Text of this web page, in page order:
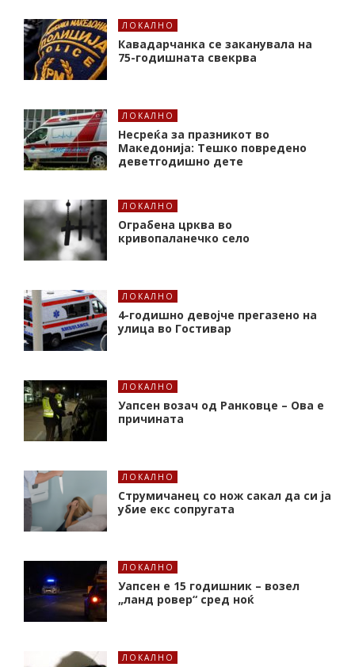
ЛОКАЛНО
Кавадарчанка се заканувала на
75-годишната свекрва
ЛОКАЛНО
Несреќа за празникот во
Македонија: Тешко повредено
деветгодишно дете
ЛОКАЛНО
Ограбена црква во
кривопаланечко село
ЛОКАЛНО
4-годишно девојче прегазено на
улица во Гостивар
ЛОКАЛНО
Уапсен возач од Ранковце – Ова е
причината
ЛОКАЛНО
Струмичанец со нож сакал да си ја
убие екс сопругата
ЛОКАЛНО
Уапсен е 15 годишник – возел
„ланд ровер“ сред ноќ
ЛОКАЛНО